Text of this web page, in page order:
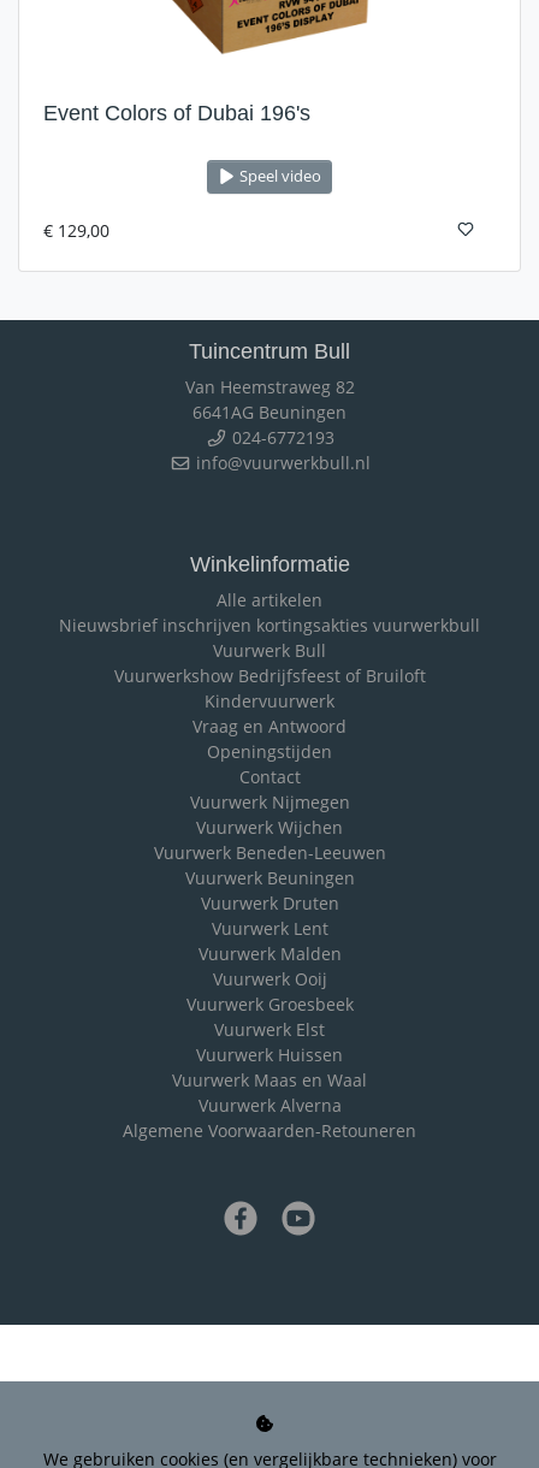
Event Colors of Dubai 196's
Speel video
€ 129,00
We gebruiken cookies (en vergelijkbare technieken) voor
Tuincentrum Bull
Van Heemstraweg 82
6641AG Beuningen
024-6772193
info@vuurwerkbull.nl
Winkelinformatie
Alle artikelen
Nieuwsbrief inschrijven kortingsakties vuurwerkbull
Vuurwerk Bull
Vuurwerkshow Bedrijfsfeest of Bruiloft
Kindervuurwerk
Vraag en Antwoord
Openingstijden
Contact
Vuurwerk Nijmegen
Vuurwerk Wijchen
Vuurwerk Beneden-Leeuwen
Vuurwerk Beuningen
Vuurwerk Druten
Vuurwerk Lent
Vuurwerk Malden
Vuurwerk Ooij
Vuurwerk Groesbeek
Vuurwerk Elst
Vuurwerk Huissen
Vuurwerk Maas en Waal
Vuurwerk Alverna
Algemene Voorwaarden-Retouneren